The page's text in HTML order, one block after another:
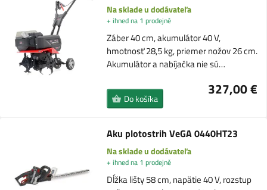
Na sklade u dodávateľa
+ ihned na 1 prodejně
Záber 40 cm, akumulátor 40 V,
hmotnosť 28,5 kg, priemer nožov 26 cm.
Akumulátor a nabíjačka nie sú…
327,00 €
Do košíka
Aku plotostrih VeGA 0440HT23
Na sklade u dodávateľa
+ ihned na 1 prodejně
Dĺžka lišty 58 cm, napätie 40 V, rozstup